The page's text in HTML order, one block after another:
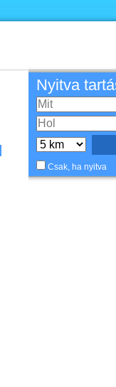
Nyitva
Csak, ha nyitva